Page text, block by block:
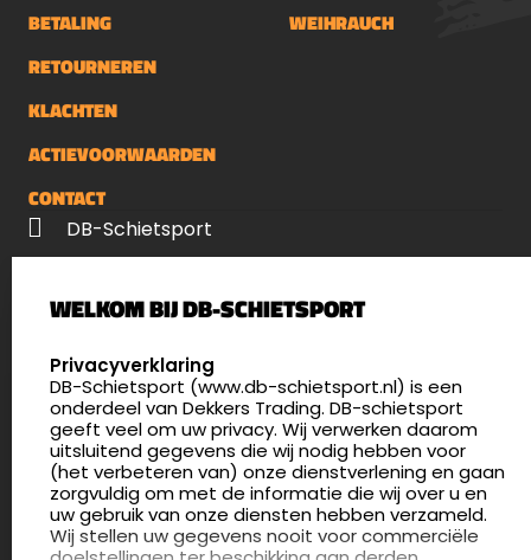
BETALING
RETOURNEREN
KLACHTEN
ACTIEVOORWAARDEN
CONTACT
WEIHRAUCH
DB-Schietsport
5411 LX Zeeland
4.8
175 beoordelingen
info@db-schietsport.nl
Openingstijden
Dinsdag en donderdag: 13:00 - 17:00 én 18:00 - 21:00
uur
WELKOM BIJ DB-SCHIETSPORT
SELECT LANGUAGE
Privacyverklaring
DB-Schietsport (www.db-schietsport.nl) is een
onderdeel van Dekkers Trading. DB-schietsport
geeft veel om uw privacy. Wij verwerken daarom
uitsluitend gegevens die wij nodig hebben voor
(het verbeteren van) onze dienstverlening en gaan
zorgvuldig om met de informatie die wij over u en
uw gebruik van onze diensten hebben verzameld.
Wij stellen uw gegevens nooit voor commerciële